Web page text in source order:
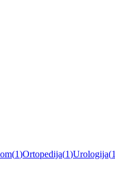
(1)Ortopedija(1)Urologija(1